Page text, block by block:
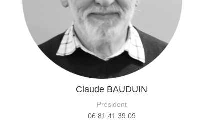
Claude BAUDUIN
Président
06 81 41 39 09